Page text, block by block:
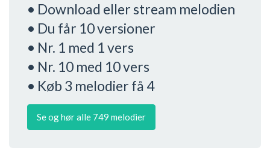
• Download eller stream melodien
• Du får 10 versioner
• Nr. 1 med 1 vers
• Nr. 10 med 10 vers
• Køb 3 melodier få 4
Se og hør alle 749 melodier